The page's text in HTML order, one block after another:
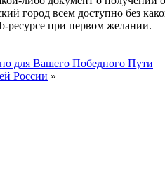
город всем доступно без
ресурсе при первом желании.
для Вашего Победного Пути
России »